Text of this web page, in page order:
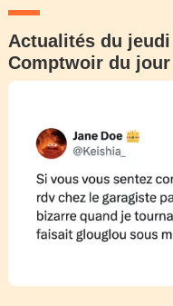
Actualités du
Comptwoir du jour